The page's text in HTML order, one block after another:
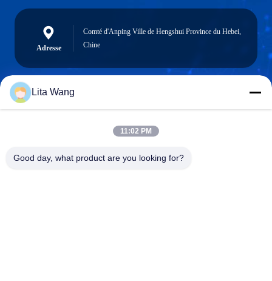
Adresse
Comté d'Anping Ville de Hengshui Province du Hebei,
Chine
lita@screenmeshnet.com
Lita Wang
11:02 PM
Good day, what product are you looking for?